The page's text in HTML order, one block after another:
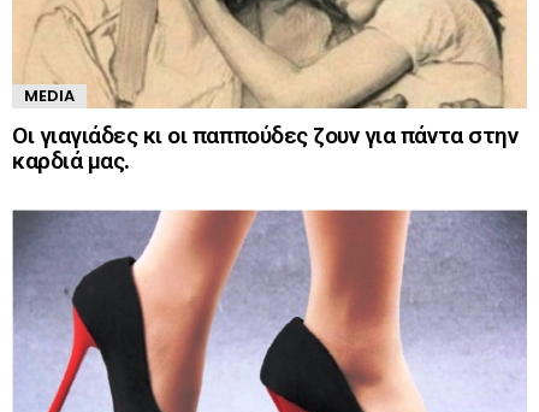
MEDIA
Οι γιαγιάδες κι οι παππούδες ζουν για πάντα στην
καρδιά μας.